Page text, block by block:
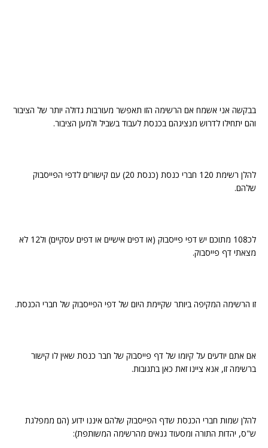
בבקשה אני אשמח אם הרשימה הזו תאפשר מעורבות גדולה יותר של הציבור
והם יתחילו לדרוש מנציגהם בכנסת לעבוד בשביל ולמען הציבור.
להלן רשימת 120 חברי כנסת (כנסת 20) עם קישורים לדפי הפייסבוק
שלהם.
לכ108 מתוכם יש דפי פייסבוק (או דפים אישיים או דפים עסקיים) ול12 לא
מצאתי דף פייסבוק.
זו הרשימה המקיפה ביותר שקיימת היום של דפי הפייסבוק של חברי הכנסת.
אם אתם יודעים על קיומו של דף פייסבוק של חבר כנסת שאין לו קישור
ברשימה זו, אנא ציינו זאת כאן בתגובות.
להלן שמות חברי הכנסת שדף הפייסבוק שלהם איננו ידוע (הם ממפלגת
ש"ס, יהדות התורה ומסעוד גנאים מהרשימה המשותפת):